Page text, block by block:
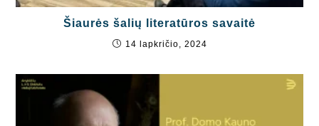
Šiaurės šalių literatūros savaitė
14 lapkričio, 2024